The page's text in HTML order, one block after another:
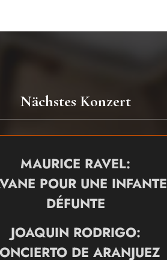
Nächstes Konzert
MAURICE RAVEL:
POUR UNE INFANTE
DÉFUNTE
JOAQUIN RODRIGO:
DE ARANJUEZ